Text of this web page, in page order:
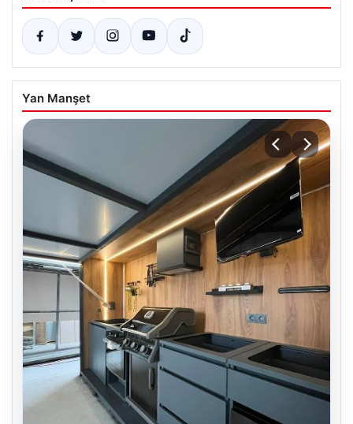
Yan Manşet